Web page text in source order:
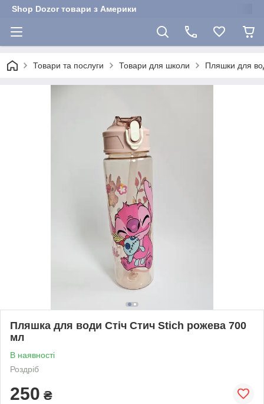
Shop Dozor товари з Америки
Товари та послуги Товари для школи Пляшки для
Пляшка для води Стіч Стич Stich рожева 700
мл
В наявності
Роздріб
250 ₴